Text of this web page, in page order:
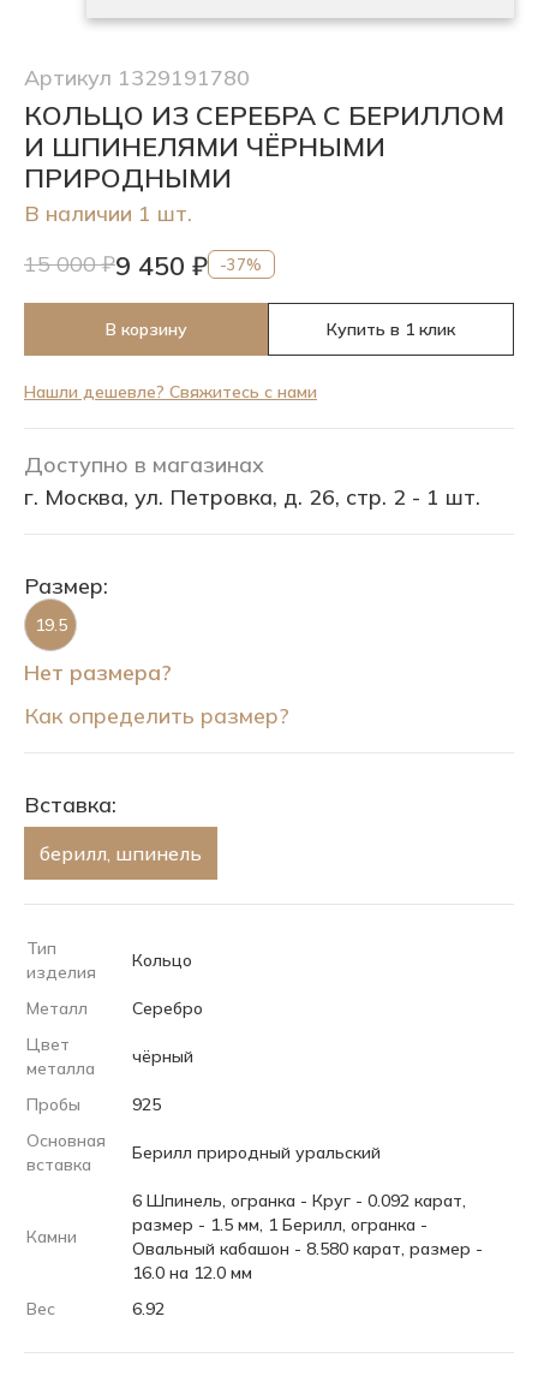
Артикул 1329191780
КОЛЬЦО ИЗ СЕРЕБРА С БЕРИЛЛОМ
И ШПИНЕЛЯМИ ЧЁРНЫМИ
ПРИРОДНЫМИ
В наличии 1 шт.
15 000 ₽9 450 ₽ -37%
В корзину Купить в 1 клик
Нашли дешевле? Свяжитесь с нами
Доступно в магазинах
г. Москва, ул. Петровка, д. 26, стр. 2 - 1 шт.
Размер:
19.5
Нет размера?
Как определить размер?
Вставка:
берилл, шпинель
Тип
изделия
Кольцо
Металл
Серебро
Цвет
металла
чёрный
Пробы
925
Основная
вставка
Берилл природный уральский
Камни
6 Шпинель, огранка - Круг - 0.092 карат,
размер - 1.5 мм, 1 Берилл, огранка -
Овальный кабашон - 8.580 карат, размер -
16.0 на 12.0 мм
Вес
6.92